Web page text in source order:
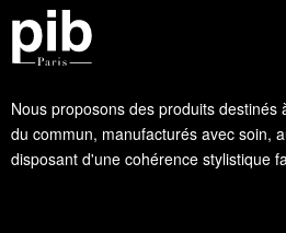
Nous proposons des produits
du commun, manufacturés avec soin,
disposant d'une cohérence stylistique